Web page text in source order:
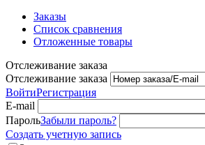
Заказы
Список сравнения
Отложенные товары
Отслеживание заказа
Отслеживание заказа
ВойтиРегистрация
E-mail
ПарольЗабыли пароль?
Создать учетную запись